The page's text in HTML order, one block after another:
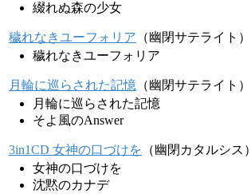
綴れぬ森の少女
穢れなきユーフォリア （幽閉サテライト）
穢れなきユーフォリア
月輪に巡らされた記憶 （幽閉サテライト）
月輪に巡らされた記憶
そよ風のAnswer
3in1CD 女神の口づけを （幽閉カタルシス）
女神の口づけを
沈黙のカナデ